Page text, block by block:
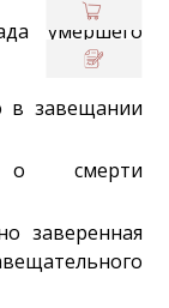
умершего
в завещании
о смерти
заверенная